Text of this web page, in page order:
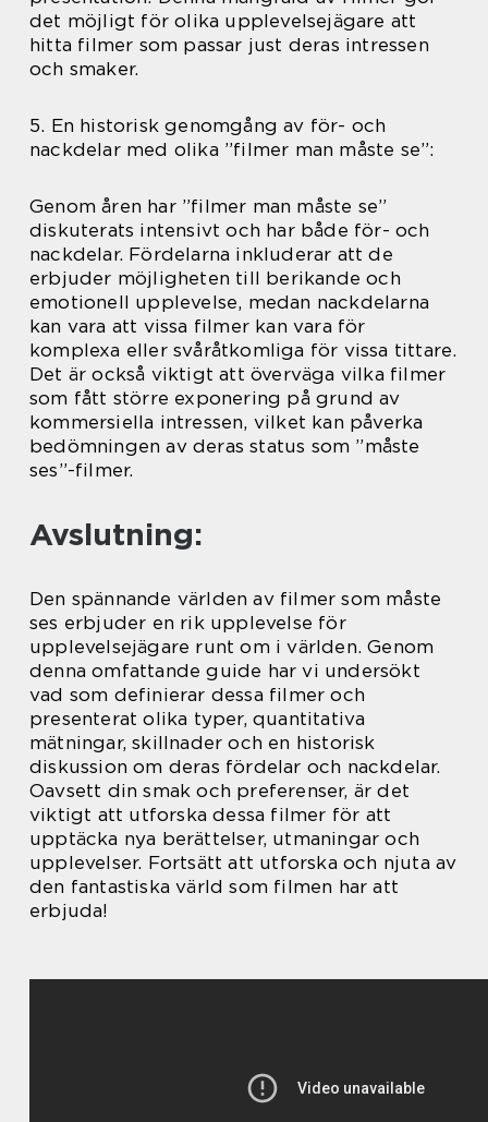
det möjligt för olika upplevelsejägare att
hitta filmer som passar just deras intressen
och smaker.
5. En historisk genomgång av för- och
nackdelar med olika ”filmer man måste se”:
Genom åren har ”filmer man måste se”
diskuterats intensivt och har både för- och
nackdelar. Fördelarna inkluderar att de
erbjuder möjligheten till berikande och
emotionell upplevelse, medan nackdelarna
kan vara att vissa filmer kan vara för
komplexa eller svåråtkomliga för vissa tittare.
Det är också viktigt att överväga vilka filmer
som fått större exponering på grund av
kommersiella intressen, vilket kan påverka
bedömningen av deras status som ”måste
ses”-filmer.
Avslutning:
Den spännande världen av filmer som måste
ses erbjuder en rik upplevelse för
upplevelsejägare runt om i världen. Genom
denna omfattande guide har vi undersökt
vad som definierar dessa filmer och
presenterat olika typer, quantitativa
mätningar, skillnader och en historisk
diskussion om deras fördelar och nackdelar.
Oavsett din smak och preferenser, är det
viktigt att utforska dessa filmer för att
upptäcka nya berättelser, utmaningar och
upplevelser. Fortsätt att utforska och njuta av
den fantastiska värld som filmen har att
erbjuda!